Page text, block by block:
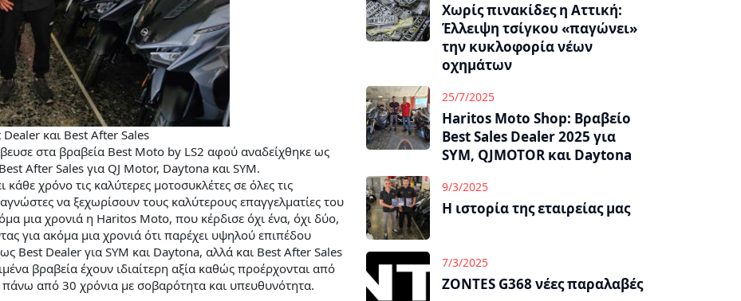
και Best After Sales
στα βραβεία Best Moto by LS2 αφού αναδείχθηκε ως
After Sales για QJ Motor, Daytona και SYM.
χρόνο τις καλύτερες μοτοσυκλέτες σε όλες τις
να ξεχωρίσουν τους καλύτερους επαγγελματίες του
μια χρονιά η Haritos Moto, που κέρδισε όχι ένα, όχι δύο,
για ακόμα μια χρονιά ότι παρέχει υψηλού επιπέδου
Best Dealer για SYM και Daytona, αλλά και Best After Sales
βραβεία έχουν ιδιαίτερη αξία καθώς προέρχονται από
πάνω από 30 χρόνια με σοβαρότητα και υπευθυνότητα.
Χωρίς πινακίδες η Αττική:
Έλλειψη τσίγκου «παγώνει»
την κυκλοφορία νέων
οχημάτων
25/7/2025
Haritos Moto Shop: Βραβείο
Best Sales Dealer 2025 για
SYM, QJMOTOR και Daytona
9/3/2025
Η ιστορία της εταιρείας μας
7/3/2025
ZONTES G368 νέες παραλαβές